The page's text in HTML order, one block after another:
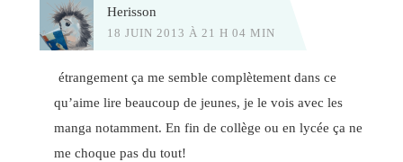
Herisson
18 JUIN 2013 À 21 H 04 MIN
étrangement ça me semble complètement dans ce
qu’aime lire beaucoup de jeunes, je le vois avec les
manga notamment. En fin de collège ou en lycée ça ne
me choque pas du tout!